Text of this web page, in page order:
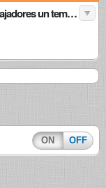
La desprotección laboral y la salud de los trabajadores un tema no resuelto
ON OFF